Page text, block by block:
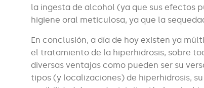
la ingesta de alcohol (ya que sus efectos
higiene oral meticulosa, ya que la
En conclusión, a día de hoy existen ya
el tratamiento de la hiperhidrosis, sobre
diversas ventajas como pueden ser su
tipos (y localizaciones) de hiperhidrosis,